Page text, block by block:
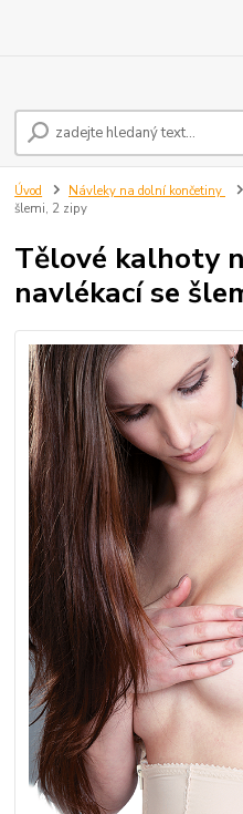
Úvod Návleky na dolní končetiny
šlemi, 2 zipy
Tělové kalhoty
navlékací se